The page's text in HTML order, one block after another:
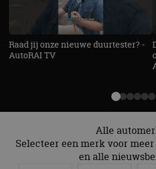
Raad jij onze nieuwe duurtester? -
AutoRAI TV
Alle
Selecteer een merk voor
en alle
website kan niet goed worden
strikt noodzakelijke cookies.
Naam